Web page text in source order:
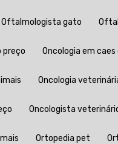
Oftalmologista gato
preço Oncologia em
Oncologia
Oncologista
Ortopedia pet